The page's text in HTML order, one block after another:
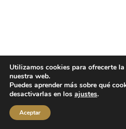
Utilizamos cookies para ofrecerte
nuestra web.
Puedes aprender más sobre qué
desactivarlas en los ajustes.
Aceptar